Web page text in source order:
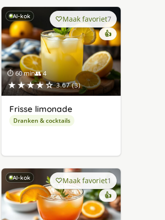
AI-kok
⏱ 60 min👥 4
★★★★☆ 3.67 (3)
Maak favoriet7
👍
Frisse limonade
Dranken & cocktails
AI-kok Maak favoriet1
👍